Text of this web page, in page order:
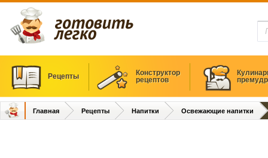
Рецепты
Конструктор
рецептов
Главная Рецепты Напитки Освежающие напитки